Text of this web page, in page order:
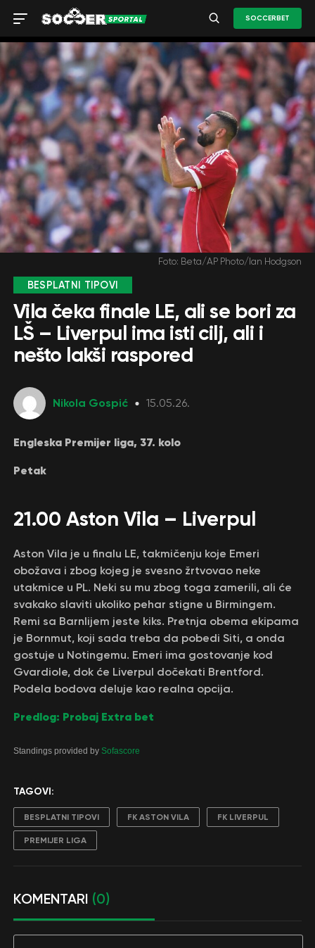
SOCCERBET
Foto: Beta/AP Photo/Ian Hodgson
BESPLATNI TIPOVI
Vila čeka finale LE, ali se bori za
LŠ – Liverpul ima isti cilj, ali i
nešto lakši raspored
Nikola Gospić 15.05.26.
Engleska Premijer liga, 37. kolo
Petak
21.00 Aston Vila – Liverpul
Aston Vila je u finalu LE, takmičenju koje Emeri
obožava i zbog kojeg je svesno žrtvovao neke
utakmice u PL. Neki su mu zbog toga zamerili, ali će
svakako slaviti ukoliko pehar stigne u Birmingem.
Remi sa Barnlijem jeste kiks. Pretnja obema ekipama
je Bornmut, koji sada treba da pobedi Siti, a onda
gostuje u Notingemu. Emeri ima gostovanje kod
Gvardiole, dok će Liverpul dočekati Brentford.
Podela bodova deluje kao realna opcija.
Predlog: Probaj Extra bet
Standings provided by Sofascore
TAGOVI:
BESPLATNI TIPOVI FK ASTON VILA FK LIVERPUL
PREMIJER LIGA
KOMENTARI (0)